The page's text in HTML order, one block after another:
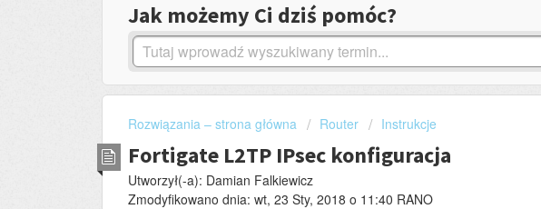
Jak możemy Ci dziś pomóc?
Rozwiązania – strona główna Router Instrukcje
Fortigate L2TP IPsec konfiguracja
Utworzył(-a): Damian Falkiewicz
Zmodyfikowano dnia: wt, 23 Sty, 2018 o 11:40 RANO